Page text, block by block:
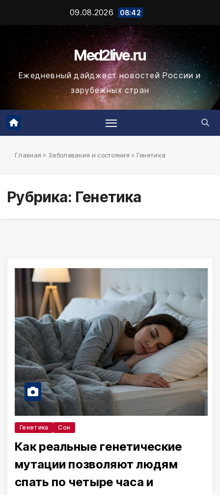
содержимому
09.08.2026 08:42
Med2live.ru
Ежедневный дайджест новостей России и
зарубежных стран
Главная » Заболевания и состояния » Генетика
Рубрика: Генетика
Генетика Сон
Как реальные генетические
мутации позволяют людям
спать по четыре часа и